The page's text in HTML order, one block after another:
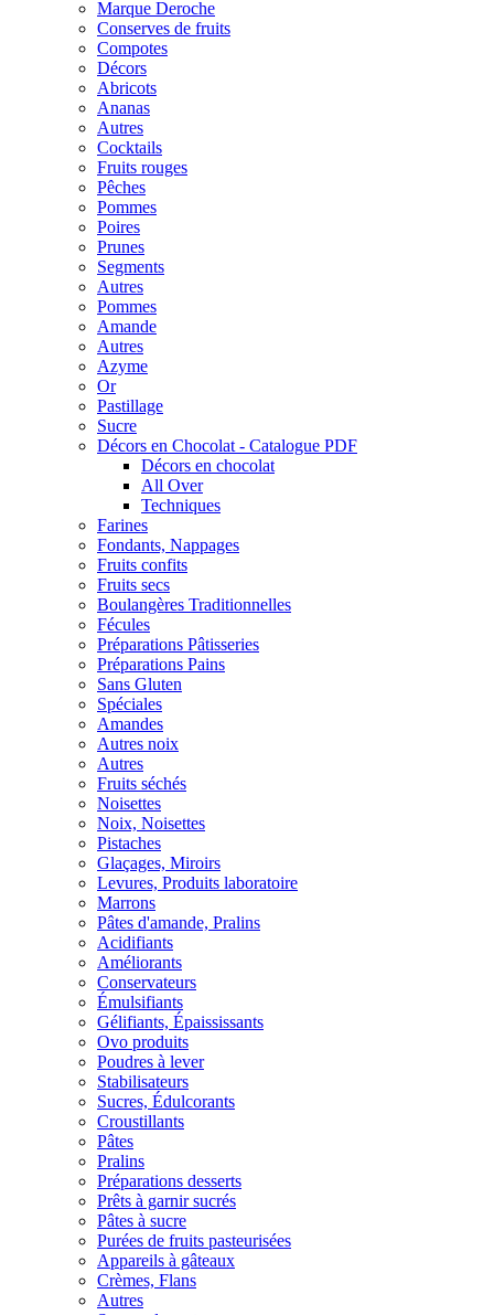
Marque Deroche
Conserves de fruits
Compotes
Décors
Abricots
Ananas
Autres
Cocktails
Fruits rouges
Pêches
Pommes
Poires
Prunes
Segments
Autres
Pommes
Amande
Autres
Azyme
Or
Pastillage
Sucre
Décors en Chocolat - Catalogue PDF
Décors en chocolat
All Over
Techniques
Farines
Fondants, Nappages
Fruits confits
Fruits secs
Boulangères Traditionnelles
Fécules
Préparations Pâtisseries
Préparations Pains
Sans Gluten
Spéciales
Amandes
Autres noix
Autres
Fruits séchés
Noisettes
Noix, Noisettes
Pistaches
Glaçages, Miroirs
Levures, Produits laboratoire
Marrons
Pâtes d'amande, Pralins
Acidifiants
Améliorants
Conservateurs
Émulsifiants
Gélifiants, Épaississants
Ovo produits
Poudres à lever
Stabilisateurs
Sucres, Édulcorants
Croustillants
Pâtes
Pralins
Préparations desserts
Prêts à garnir sucrés
Pâtes à sucre
Purées de fruits pasteurisées
Appareils à gâteaux
Crèmes, Flans
Autres